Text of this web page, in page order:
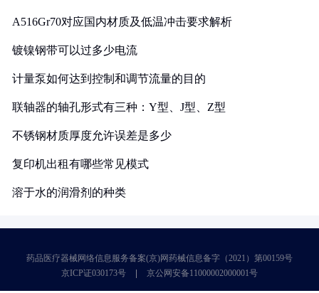
A516Gr70对应国内材质及低温冲击要求解析
镀镍钢带可以过多少电流
计量泵如何达到控制和调节流量的目的
联轴器的轴孔形式有三种：Y型、J型、Z型
不锈钢材质厚度允许误差是多少
复印机出租有哪些常见模式
溶于水的润滑剂的种类
药品医疗器械网络信息服务备案(京)网药械信息备字（2021）第00159号
京ICP证030173号
京公网安备11000002000001号